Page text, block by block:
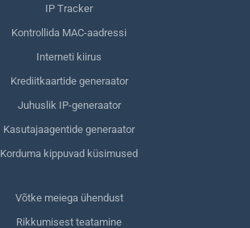
IP Tracker
Kontrollida MAC-aadressi
Interneti kiirus
Krediitkaartide generaator
Juhuslik IP-generaator
Kasutajaagentide generaator
Korduma kippuvad küsimused
Võtke meiega ühendust
Rikkumisest teatamine